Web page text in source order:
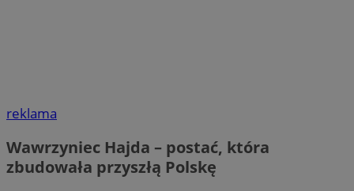
reklama
Wawrzyniec Hajda – postać, która
zbudowała przyszłą Polskę